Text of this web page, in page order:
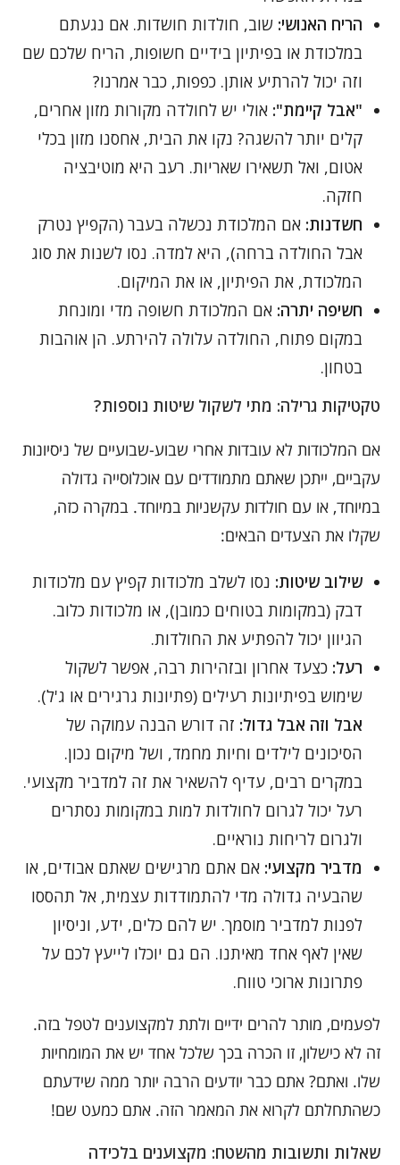
הריח האנושי: שוב, חולדות חושדות. אם נגעתם
במלכודת או בפיתיון בידיים חשופות, הריח שלכם שם
וזה יכול להרתיע אותן. כפפות, כבר אמרנו?
"אבל קיימת": אולי יש לחולדה מקורות מזון אחרים,
קלים יותר להשגה? נקו את הבית, אחסנו מזון בכלי
אטום, ואל תשאירו שאריות. רעב היא מוטיבציה
חזקה.
חשדנות: אם המלכודת נכשלה בעבר (הקפיץ נטרק
אבל החולדה ברחה), היא למדה. נסו לשנות את סוג
המלכודת, את הפיתיון, או את המיקום.
חשיפה יתרה: אם המלכודת חשופה מדי ומונחת
במקום פתוח, החולדה עלולה להירתע. הן אוהבות
בטחון.
טקטיקות גרילה: מתי לשקול שיטות נוספות?
אם המלכודות לא עובדות אחרי שבוע-שבועיים של ניסיונות
עקביים, ייתכן שאתם מתמודדים עם אוכלוסייה גדולה
במיוחד, או עם חולדות עקשניות במיוחד. במקרה כזה,
שקלו את הצעדים הבאים:
שילוב שיטות: נסו לשלב מלכודות קפיץ עם מלכודות
דבק (במקומות בטוחים כמובן), או מלכודות כלוב.
הגיוון יכול להפתיע את החולדות.
רעל: כצעד אחרון ובזהירות רבה, אפשר לשקול
שימוש בפיתיונות רעילים (פתיונות גרגירים או ג'ל).
אבל וזה אבל גדול: זה דורש הבנה עמוקה של
הסיכונים לילדים וחיות מחמד, ושל מיקום נכון.
במקרים רבים, עדיף להשאיר את זה למדביר מקצועי.
רעל יכול לגרום לחולדות למות במקומות נסתרים
ולגרום לריחות נוראיים.
מדביר מקצועי: אם אתם מרגישים שאתם אבודים, או
שהבעיה גדולה מדי להתמודדות עצמית, אל תהססו
לפנות למדביר מוסמך. יש להם כלים, ידע, וניסיון
שאין לאף אחד מאיתנו. הם גם יוכלו לייעץ לכם על
פתרונות ארוכי טווח.
לפעמים, מותר להרים ידיים ולתת למקצוענים לטפל בזה.
זה לא כישלון, זו הכרה בכך שלכל אחד יש את המומחיות
שלו. ואתם? אתם כבר יודעים הרבה יותר ממה שידעתם
כשהתחלתם לקרוא את המאמר הזה. אתם כמעט שם!
שאלות ותשובות מהשטח: מקצוענים בלכידה